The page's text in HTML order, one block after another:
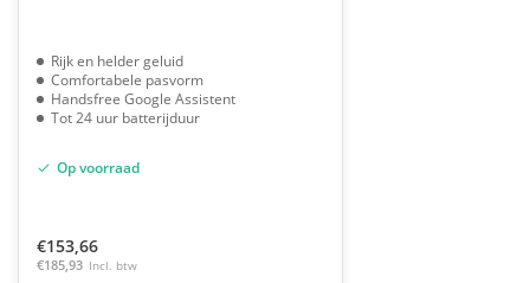
Rijk en helder geluid
Comfortabele pasvorm
Handsfree Google Assistent
Tot 24 uur batterijduur
Op voorraad
€153,66
€185,93 Incl. btw